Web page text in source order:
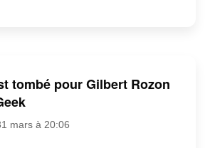
tombé pour Gilbert Rozon
mars à 20:06